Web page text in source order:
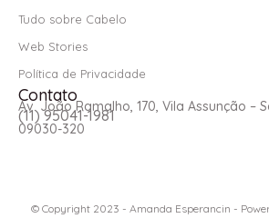
Tudo sobre Cabelo
Web Stories
Política de Privacidade
Contato
(11) 95041-1981
Av. João Ramalho, 170, Vila Assunção –
09030-320
© Copyright 2023 - Amanda Esperancin -